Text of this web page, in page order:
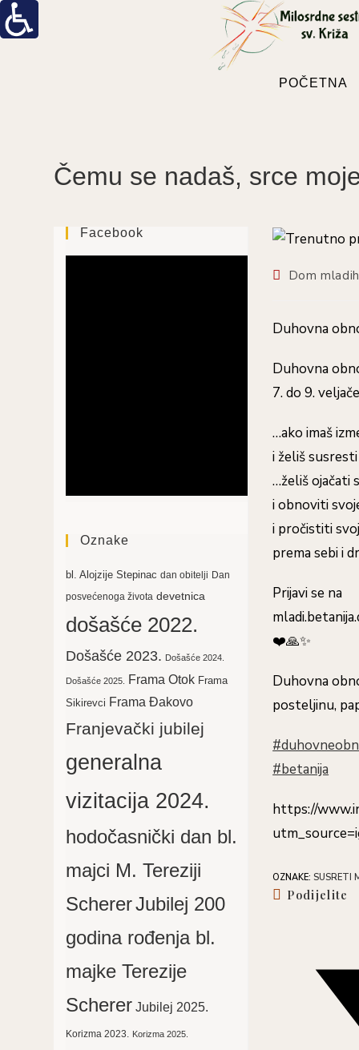
Preskoči
na
POČETNA
Čemu se nadaš, srce
Kategorija
Dom
Duhovna
Duhovna
7. do 9.
…ako imaš
i želiš
…želiš ojačati
i obnoviti
i pročistiti
prema sebi i
Prijavi se na
❤️🙏✨
Duhovna
posteljinu,
#betanija
https://
OZNAKE: SUSRETI
Podijelite
Facebook
Oznake
bl. Alojzije Stepinac dan obitelji Dan
posvećenoga života devetnica
došašće 2022.
Došašće 2023. Došašće 2024.
Došašće 2025. Frama Otok Frama
Sikirevci Frama Đakovo
Franjevački jubilej
generalna
vizitacija 2024.
hodočasnički dan bl.
majci M. Tereziji
SchererJubilej 200
godina rođenja bl.
majke Terezije
Scherer Jubilej 2025.
Korizma 2023. Korizma 2025.